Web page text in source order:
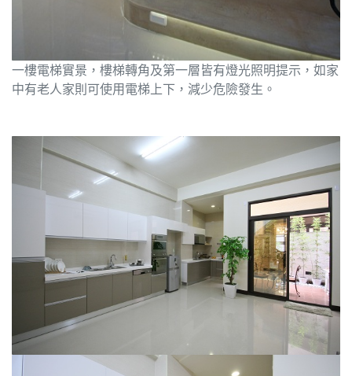
一樓電梯實景，樓梯轉角及第一層皆有燈光照明提示，如家
中有老人家則可使用電梯上下，減少危險發生。